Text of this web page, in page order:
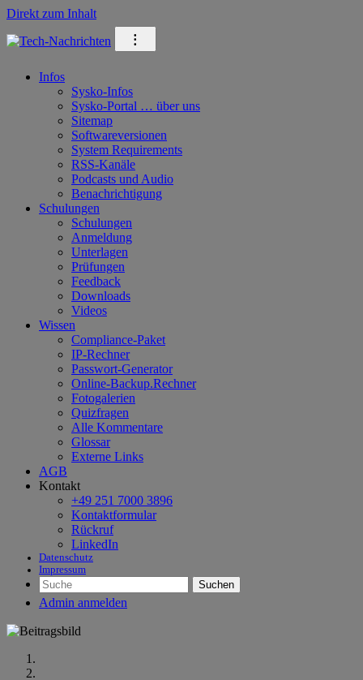
Direkt zum Inhalt
⁝
Infos
Sysko-Infos
Sysko-Portal … über uns
Sitemap
Softwareversionen
System Requirements
RSS-Kanäle
Podcasts und Audio
Benachrichtigung
Schulungen
Schulungen
Anmeldung
Unterlagen
Prüfungen
Feedback
Downloads
Videos
Wissen
Compliance-Paket
IP-Rechner
Passwort-Generator
Online-Backup.Rechner
Fotogalerien
Quizfragen
Alle Kommentare
Glossar
Externe Links
AGB
Kontakt
+49 251 7000 3896
Kontaktformular
Rückruf
LinkedIn
Datenschutz
Impressum
Suchen
Admin anmelden